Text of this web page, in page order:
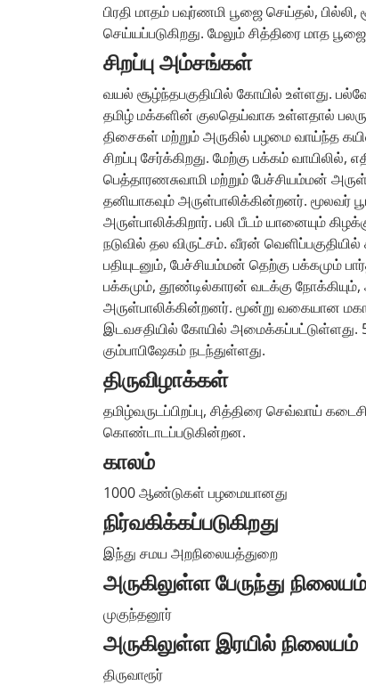
பிரதி மாதம் பவுர்ணமி பூஜை செய்தல்,
செய்யப்படுகிறது. மேலும் சித்திரை மாத
சிறப்பு அம்சங்கள்
வயல் சூழ்ந்தபகுதியில் கோயில் உள்ளது.
தமிழ் மக்களின் குலதெய்வாக உள்ளதால்
திசைகள் மற்றும் அருகில் பழமை வாய்ந்த
சிறப்பு சேர்க்கிறது. மேற்கு பக்கம்
பெத்தாரணசுவாமி மற்றும் பேச்சியம்மன்
தனியாகவும் அருள்பாலிக்கின்றனர். மூலவர்
அருள்பாலிக்கிறார். பலி பீடம் யானையும்
நடுவில் தல விருட்சம். வீரன்
பதியுடனும், பேச்சியம்மன் தெற்கு பக்கமும்
பக்கமும், தூண்டில்காரன் வடக்கு
அருள்பாலிக்கின்றனர். மூன்று வகையான
இடவசதியில் கோயில் அமைக்கப்பட்டுள்ளது.
கும்பாபிஷேகம் நடந்துள்ளது.
திருவிழாக்கள்
தமிழ்வருடப்பிறப்பு, சித்திரை செவ்வாய்
கொண்டாடப்படுகின்றன.
காலம்
1000 ஆண்டுகள் பழமையானது
நிர்வகிக்கப்படுகிறது
இந்து சமய அறநிலையத்துறை
அருகிலுள்ள பேருந்து நிலையம்
முகுந்தனூர்
அருகிலுள்ள இரயில் நிலையம்
திருவாரூர்